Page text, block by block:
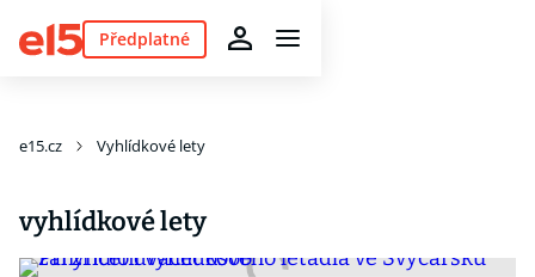
Předplatné
e15.cz Vyhlídkové lety
vyhlídkové lety